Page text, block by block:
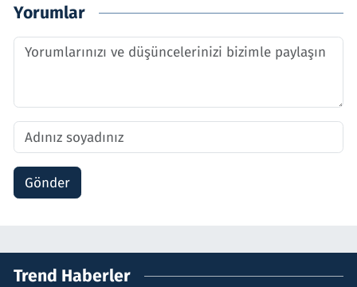
Yorumlar
Gönder
Trend Haberler